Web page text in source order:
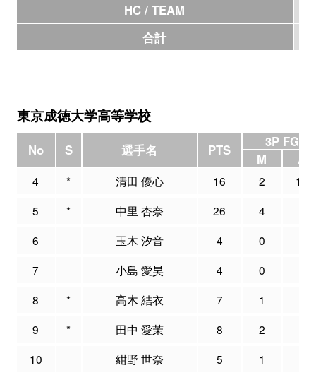
HC / TEAM
合計
東京成徳大学高等学校
No S 選手名 PTS
3P FG
M
A
4 * 清田 優心 16 2
10
5
* 中里 杏奈 26 4
6
玉木 汐音 4 0
7
小島 愛昊 4 0
8
* 高木 結衣 7 1
9
* 田中 愛茉 8 2
10
紺野 世奈 5 1